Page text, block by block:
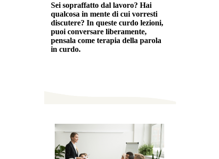
Sei sopraffatto dal lavoro? Hai
qualcosa in mente di cui vorresti
discutere? In queste curdo lezioni,
puoi conversare liberamente,
pensala come terapia della parola
in curdo.